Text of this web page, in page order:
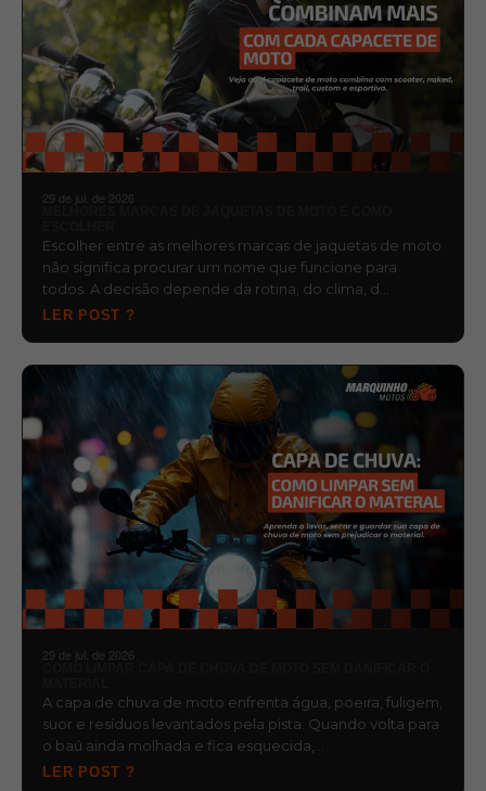
29 de jul. de 2026
Escolher entre as melhores marcas de jaquetas de moto
não significa procurar um nome que funcione para
todos. A decisão depende da rotina, do clima, d…
LER POST ?
29 de jul. de 2026
A capa de chuva de moto enfrenta água, poeira, fuligem,
suor e resíduos levantados pela pista. Quando volta para
o baú ainda molhada e fica esquecida,…
LER POST ?